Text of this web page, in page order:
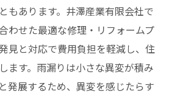
もあります。井澤産業有限会社で
わせた最適な修理・リフォームプ
見と対応で費用負担を軽減し、住
ます。雨漏りは小さな異変が積み
発展するため、異変を感じたらす